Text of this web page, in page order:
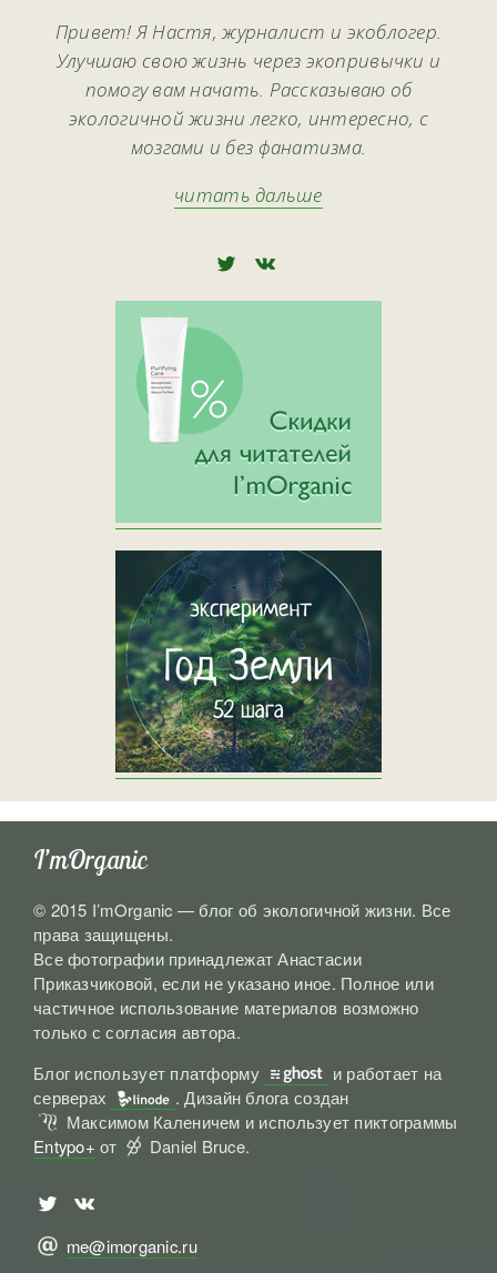
Привет! Я Настя, журналист и экоблогер.
Улучшаю свою жизнь через экопривычки и
помогу вам начать. Рассказываю об
экологичной жизни легко, интересно, с
мозгами и без фанатизма.
читать дальше
🅃 🅅
I’mOrganic
© 2015 I’mOrganic — блог об экологичной жизни. Все
права защищены.
Все фотографии принадлежат Анастасии
Приказчиковой, если не указано иное. Полное или
частичное использование материалов возможно
только с согласия автора.
Блог использует платформу  и работает на
серверах
 . Дизайн блога создан
ℳ Максимом Каленичем и использует пиктограммы
Entypo+ от  Daniel Bruce.
🅃 🅅
@ me@imorganic.ru